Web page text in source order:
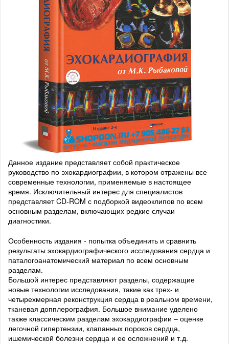
Данное издание представляет собой практическое
руководство по эхокардиографии, в котором отражены все
современные технологии, применяемые в настоящее
время. Исключительный интерес для специалистов
представляет CD-ROM с подборкой видеоклипов по всем
основным разделам, включающих редкие случаи
диагностики.
Особенность издания - попытка объединить и сравнить
результаты эхокардиографического исследования сердца и
паталогоанатомический материал по всем основным
разделам.
Большой интерес представляют разделы, содержащие
новые технологии исследования, такие как трех- и
четырехмерная реконструкция сердца в реальном времени,
тканевая допплерография. Большое внимание уделено
также классическим разделам эхокардиографии – оценке
легочной гипертензии, клапанных пороков сердца,
ишемической болезни сердца и ее осложнений и т.д.